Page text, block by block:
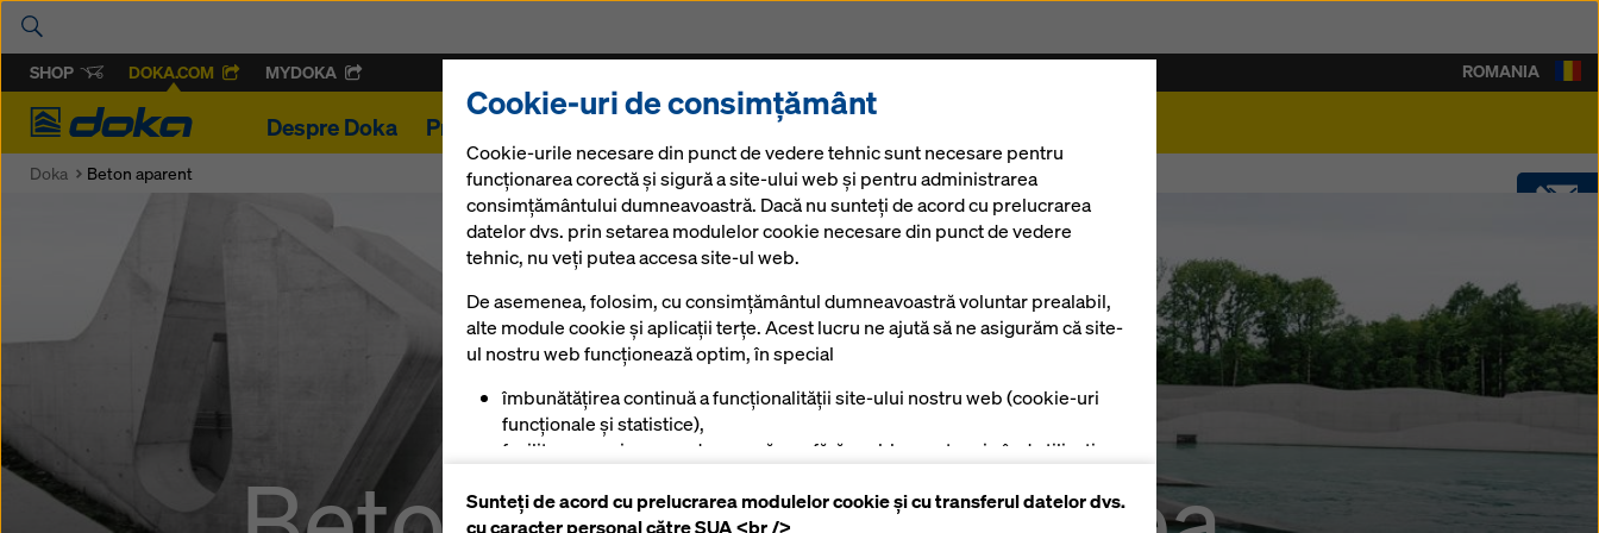
SHOP DOKA.COM MYDOKA
Doka
Despre Doka Proiecte Soluții Digitale
SOFTWARE
ROMANIA
Doka Beton aparent
Cookie-uri de consimțământ
Cookie-urile necesare din punct de vedere tehnic sunt necesare pentru
funcționarea corectă și sigură a site-ului web și pentru administrarea
consimțământului dumneavoastră. Dacă nu sunteți de acord cu prelucrarea
datelor dvs. prin setarea modulelor cookie necesare din punct de vedere
tehnic, nu veți putea accesa site-ul web.
De asemenea, folosim, cu consimțământul dumneavoastră voluntar prealabil,
alte module cookie și aplicații terțe. Acest lucru ne ajută să ne asigurăm că site-
ul nostru web funcționează optim, în special
îmbunătățirea continuă a funcționalității site-ului nostru web (cookie-uri
funcționale și statistice),
facilitarea unui proces de cumpărare fără probleme atunci când utilizați
pentru a afișa reclame potrivite pentru dumneavoastră ca utilizator pe
Sunteți de acord cu prelucrarea modulelor cookie și cu transferul datelor dvs.
cu caracter personal către SUA <br />